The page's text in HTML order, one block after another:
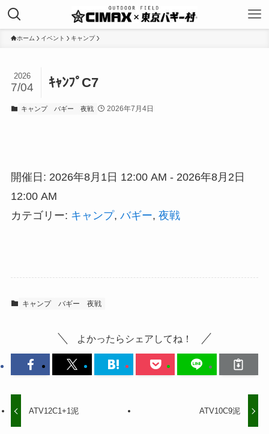
ホーム イベント キャンプ
ｷｬﾝﾌﾟC7
2026
7/04
キャンプ バギー 夜戦 2026年7月4日
開催日: 2026年8月1日 12:00 AM - 2026年8月2日
12:00 AM
カテゴリー: キャンプ, バギー, 夜戦
キャンプ バギー 夜戦
よかったらシェアしてね！
ATV12C1+1泥 ATV10C9泥